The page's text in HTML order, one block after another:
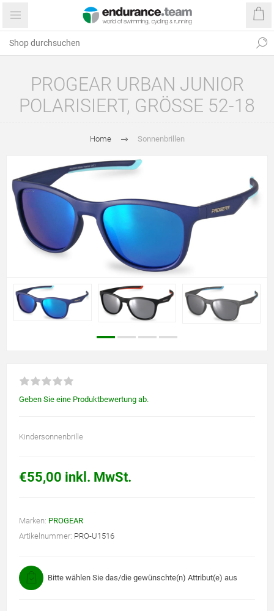
PROGEAR URBAN JUNIOR
POLARISIERT, GRÖSSE 52-18
Home Sonnenbrillen
Geben Sie eine Produktbewertung ab.
Kindersonnenbrille
€55,00 inkl. MwSt.
Marken: PROGEAR
Artikelnummer: PRO-U1516
Bitte wählen Sie das/die gewünschte(n) Attribut(e) aus